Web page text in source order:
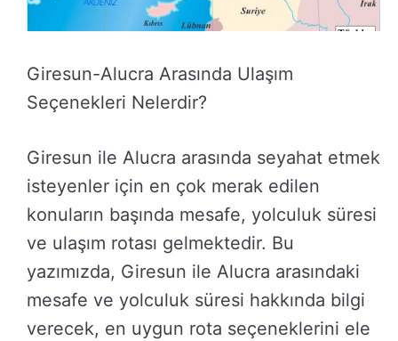
Giresun-Alucra Arasında Ulaşım
Seçenekleri Nelerdir?
Giresun ile Alucra arasında seyahat etmek
isteyenler için en çok merak edilen
konuların başında mesafe, yolculuk süresi
ve ulaşım rotası gelmektedir. Bu
yazımızda, Giresun ile Alucra arasındaki
mesafe ve yolculuk süresi hakkında bilgi
verecek, en uygun rota seçeneklerini ele